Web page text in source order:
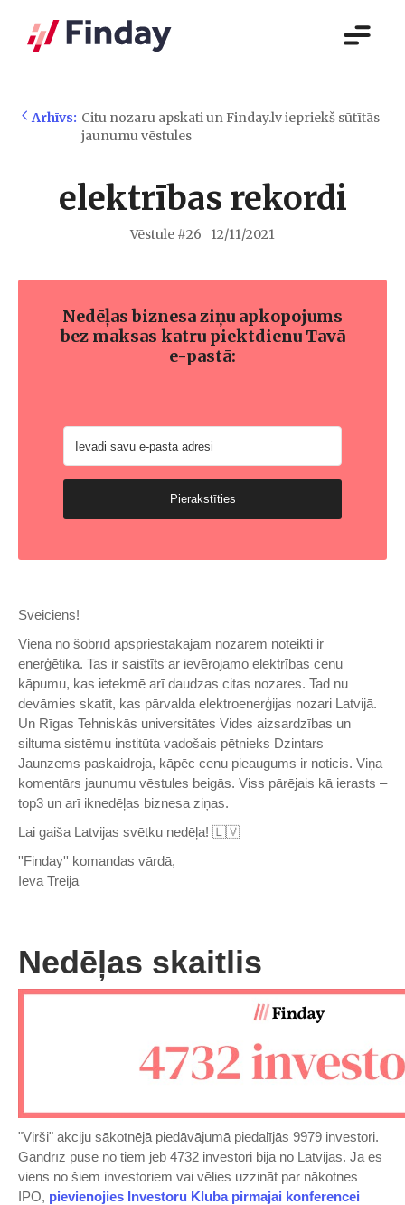
Arhīvs: Citu nozaru apskati un Finday.lv iepriekš sūtītās
jaunumu vēstules
elektrības rekordi
Vēstule #26 12/11/2021
Nedēļas biznesa ziņu apkopojums
bez maksas katru piektdienu Tavā
e-pastā:
Pierakstīties
Sveiciens!
Viena no šobrīd apspriestākajām nozarēm noteikti ir
enerģētika. Tas ir saistīts ar ievērojamo elektrības cenu
kāpumu, kas ietekmē arī daudzas citas nozares. Tad nu
devāmies skatīt, kas pārvalda elektroenerģijas nozari Latvijā.
Un Rīgas Tehniskās universitātes Vides aizsardzības un
siltuma sistēmu institūta vadošais pētnieks Dzintars
Jaunzems paskaidroja, kāpēc cenu pieaugums ir noticis. Viņa
komentārs jaunumu vēstules beigās. Viss pārējais kā ierasts –
top3 un arī iknedēļas biznesa ziņas.
Lai gaiša Latvijas svētku nedēļa! 🇱🇻
''Finday'' komandas vārdā,
Ieva Treija
Nedēļas skaitlis
"Virši" akciju sākotnējā piedāvājumā piedalījās 9979 investori.
Gandrīz puse no tiem jeb 4732 investori bija no Latvijas. Ja es
viens no šiem investoriem vai vēlies uzzināt par nākotnes
IPO, pievienojies Investoru Kluba pirmajai konferencei